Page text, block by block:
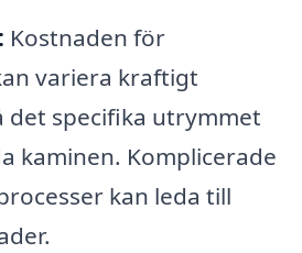
Kostnaden för
variera kraftigt
det specifika utrymmet
kaminen. Komplicerade
kan leda till